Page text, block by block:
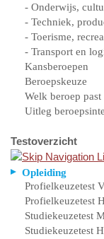
- Onderwijs,
- Techniek,
- Toerisme,
- Transport en
Kansberoepen
Beroepskeuze
Welk beroep
Uitleg
Testoverzicht
Opleiding
Profielkeuzetest
Profielkeuzetest
Studiekeuzetest
Studiekeuzetest